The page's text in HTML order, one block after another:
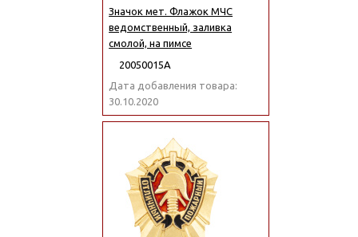
Значок мет. Флажок МЧС
ведомственный, заливка
смолой, на пимсе
20050015А
Дата добавления товара:
30.10.2020